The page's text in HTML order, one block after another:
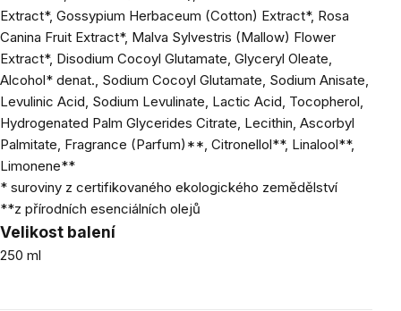
Extract*, Gossypium Herbaceum (Cotton) Extract*, Rosa
Canina Fruit Extract*, Malva Sylvestris (Mallow) Flower
Extract*, Disodium Cocoyl Glutamate, Glyceryl Oleate,
Alcohol* denat., Sodium Cocoyl Glutamate, Sodium Anisate,
Levulinic Acid, Sodium Levulinate, Lactic Acid, Tocopherol,
Hydrogenated Palm Glycerides Citrate, Lecithin, Ascorbyl
Palmitate, Fragrance (Parfum)**, Citronellol**, Linalool**,
Limonene**
* suroviny z certifikovaného ekologického zemědělství
**z přírodních esenciálních olejů
Velikost balení
250 ml